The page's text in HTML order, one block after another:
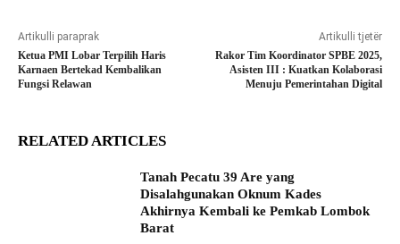
Artikulli paraprak
Ketua PMI Lobar Terpilih Haris
Karnaen Bertekad Kembalikan
Fungsi Relawan
Artikulli tjetër
Rakor Tim Koordinator SPBE 2025,
Asisten III : Kuatkan Kolaborasi
Menuju Pemerintahan Digital
RELATED ARTICLES
Tanah Pecatu 39 Are yang
Disalahgunakan Oknum Kades
Akhirnya Kembali ke Pemkab Lombok
Barat